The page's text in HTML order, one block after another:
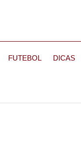
FUTEBOL DICAS